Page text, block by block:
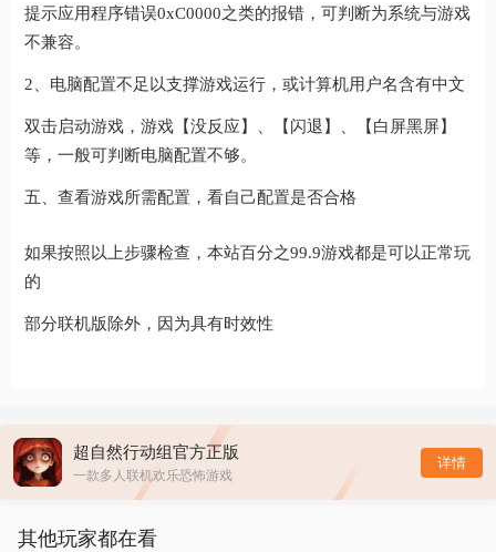
提示应用程序错误0xC0000之类的报错，可判断为系统与游戏
不兼容。
2、电脑配置不足以支撑游戏运行，或计算机用户名含有中文
双击启动游戏，游戏【没反应】、【闪退】、【白屏黑屏】
等，一般可判断电脑配置不够。
五、查看游戏所需配置，看自己配置是否合格
如果按照以上步骤检查，本站百分之99.9游戏都是可以正常玩
的
部分联机版除外，因为具有时效性
超自然行动组官方正版
一款多人联机欢乐恐怖游戏
详情
其他玩家都在看